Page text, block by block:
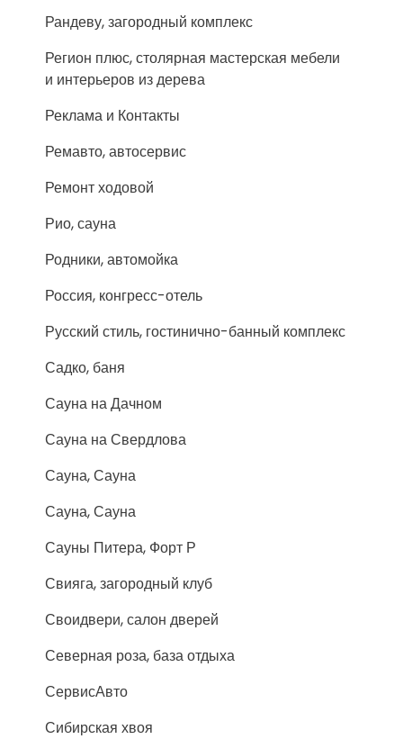
Рандеву, загородный комплекс
Регион плюс, столярная мастерская мебели
и интерьеров из дерева
Реклама и Контакты
Ремавто, автосервис
Ремонт ходовой
Рио, сауна
Родники, автомойка
Россия, конгресс-отель
Русский стиль, гостинично-банный комплекс
Садко, баня
Сауна на Дачном
Сауна на Свердлова
Сауна, Сауна
Сауна, Сауна
Сауны Питера, Форт Р
Свияга, загородный клуб
Своидвери, салон дверей
Северная роза, база отдыха
СервисАвто
Сибирская хвоя